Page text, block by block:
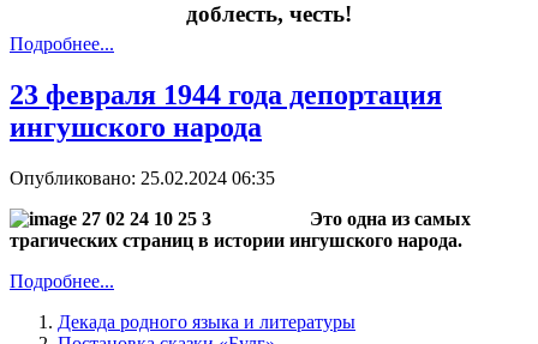
доблесть, честь!
Подробнее...
23 февраля 1944 года депортация
ингушского народа
Опубликовано: 25.02.2024 06:35
Это одна из самых
трагических страниц в истории ингушского народа.
Подробнее...
Декада родного языка и литературы